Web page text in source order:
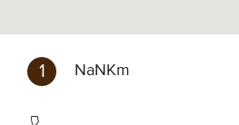
1 NaNKm